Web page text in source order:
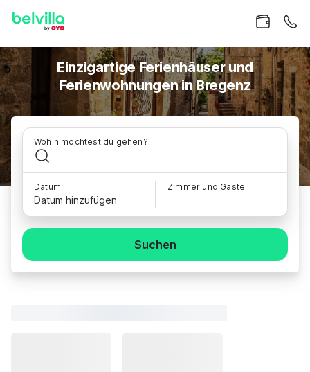
Einzigartige Ferienhäuser und
Ferienwohnungen in Bregenz
Wohin möchtest du gehen?
Datum
Datum hinzufügen
Zimmer und Gäste
Suchen